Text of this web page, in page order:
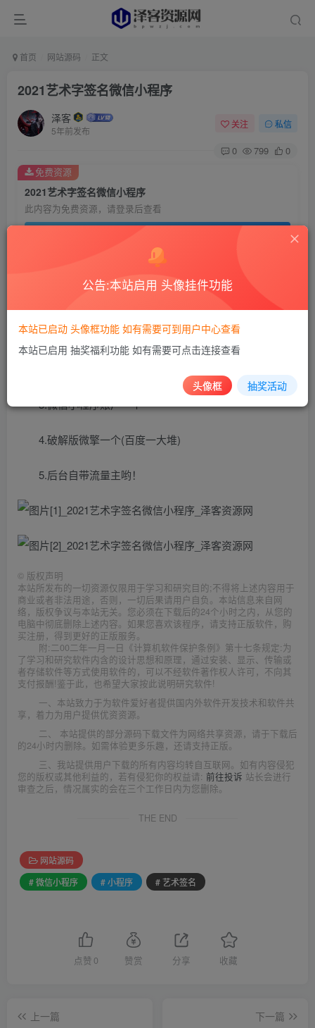
首页 网站源码 正文
2021艺术字签名微信小程序
泽客
5年前发布
关注 私信
0 799 0
2021艺术字签名微信小程序
此内容为免费资源，请登录后查看
免费资源
【准备材料】白嫖党专属教程：
1.服务器(安装宝塔)
2.备案域名(解析、绑定域名到服务器，注意：SLL，域
3.微信小程序账户一个
4.破解版微擎一个(百度一大堆)
5.后台自带流量主哟！
© 版权声明
本站所发布的一切资源仅限用于学习和研究目的;不得将上述内容用于
商业或者非法用途，否则，一切后果请用户自负。本站信息来自网
络，版权争议与本站无关。您必须在下载后的24个小时之内，从您的
电脑中彻底删除上述内容。如果您喜欢该程序，请支持正版软件，购
买注册，得到更好的正版服务。
附:二00二年一月一日《计算机软件保护条例》第十七条规定:为
了学习和研究软件内含的设计思想和原理，通过安装、显示、传输或
者存储软件等方式使用软件的，可以不经软件著作权人许可，不向其
支付报酬!鉴于此，也希望大家按此说明研究软件!
一、本站致力于为软件爱好者提供国内外软件开发技术和软件共
享，着力为用户提供优资资源。
二、 本站提供的部分源码下载文件为网络共享资源，请于下载后
的24小时内删除。如需体验更多乐趣，还请支持正版。
三、我站提供用户下载的所有内容均转自互联网。如有内容侵犯
您的版权或其他利益的，若有侵犯你的权益请: 前往投诉 站长会进行
审查之后，情况属实的会在三个工作日内为您删除。
THE END
网站源码
# 微信小程序
# 小程序 # 艺术签名
点赞 0 赞赏 分享 收藏
上一篇
下一篇
公告:本站启用 头像挂件功能
本站已启动 头像框功能 如有需要可到用户中心查看
本站已启用 抽奖福利功能 如有需要可点击连接查看
头像框 抽奖活动